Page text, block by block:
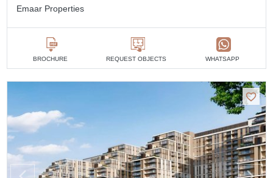
Emaar Properties
BROCHURE REQUEST OBJECTS WHATSAPP